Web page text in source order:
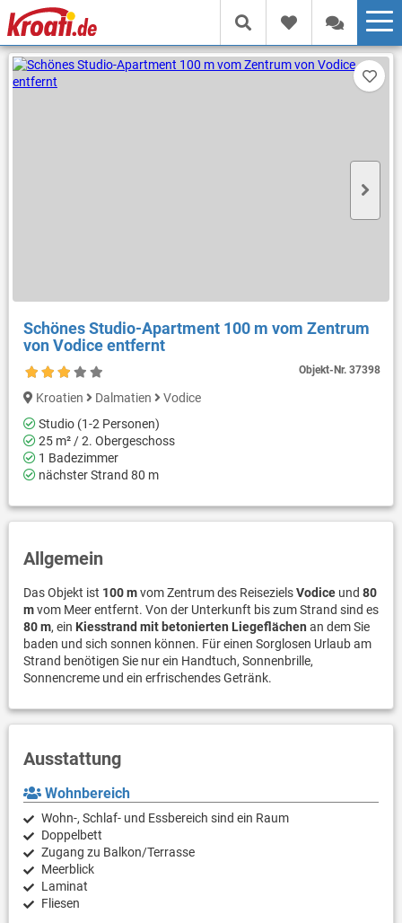
Schönes Studio-Apartment 100 m vom Zentrum
von Vodice entfernt
Objekt-Nr.37398
Kroatien Dalmatien
Vodice
Studio (1-2 Personen)
25 m² / 2. Obergeschoss
1 Badezimmer
nächster Strand 80 m
Allgemein
Das Objekt ist 100 mvom Zentrum des ReisezielsVodiceund 80
mvom Meer entfernt. Von der Unterkunft bis zum Strand sind es
80 m, ein Kiesstrand mit betonierten Liegeflächen an dem Sie
baden und sich sonnen können. Für einen Sorglosen Urlaub am
Strand benötigen Sie nur ein Handtuch, Sonnenbrille,
Sonnencreme und ein erfrischendes Getränk.
Ausstattung
Wohnbereich
Wohn-, Schlaf- und Essbereich sind ein Raum
Doppelbett
Zugang zu Balkon/Terrasse
Meerblick
Laminat
Fliesen